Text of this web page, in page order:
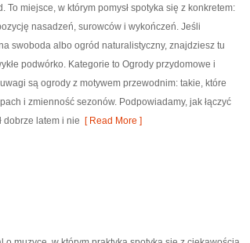
To miejsce, w którym pomysł spotyka się z konkretem:
nasadzeń, surowców i wykończeń. Jeśli
swoboda albo ogród naturalistyczny, znajdziesz tu
podwórko. Kategorie to Ogrody przydomowe i
są ogrody z motywem przewodnim: takie, które
i zmienność sezonów. Podpowiadamy, jak łączyć
dobrze latem i nie [ Read More ]